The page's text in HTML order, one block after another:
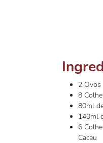
2 Ovos
8
80ml
140ml
6
Cacau